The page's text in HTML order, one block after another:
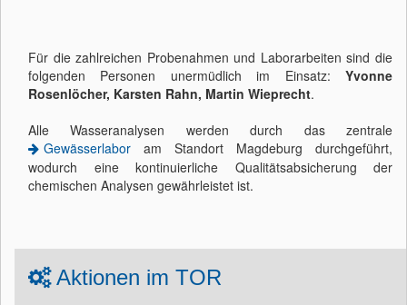
Für die zahlreichen Probenahmen und Laborarbeiten sind die
folgenden Personen unermüdlich im Einsatz: Yvonne
Rosenlöcher, Karsten Rahn, Martin Wieprecht.
Alle Wasseranalysen werden durch das zentrale
Gewässerlabor am Standort Magdeburg durchgeführt,
wodurch eine kontinuierliche Qualitätsabsicherung der
chemischen Analysen gewährleistet ist.
Aktionen im TOR